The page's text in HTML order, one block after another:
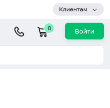
Клиентам
0 Войти